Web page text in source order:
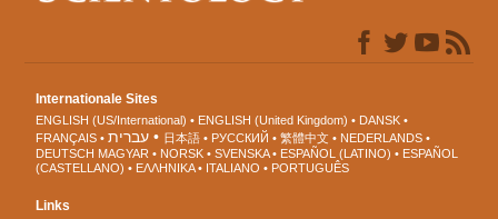
Internationale Sites
ENGLISH (US/International) ENGLISH (United Kingdom)
DANSK
FRANÇAIS
עברית 日本語 РУССКИЙ 繁體中文
NEDERLANDS
DEUTSCH MAGYAR NORSK SVENSKA ESPAÑOL (LATINO)
ESPAÑOL
(CASTELLANO)
ΕΛΛΗΝΙΚA ITALIANO PORTUGUÊS
Links